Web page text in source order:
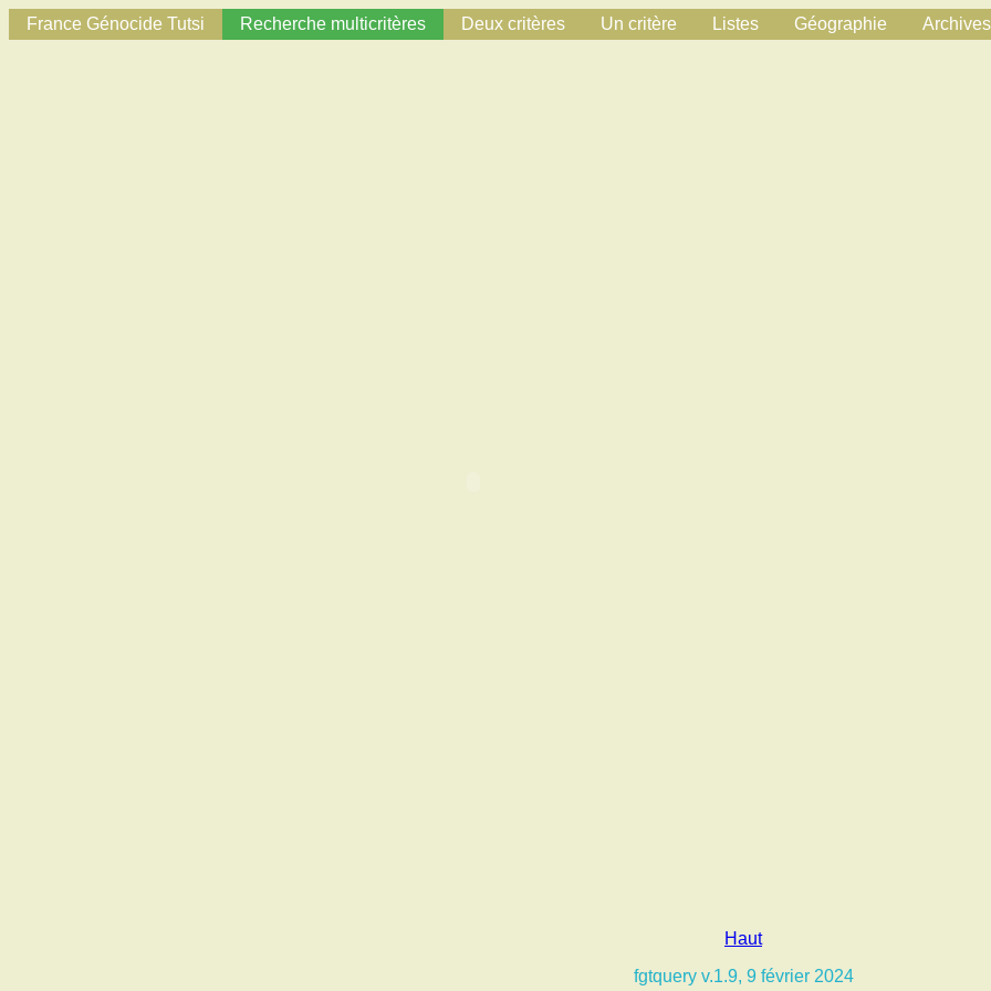
France Génocide Tutsi Recherche multicritères Deux critères Un critère Listes Géographie Archives
Haut
fgtquery v.1.9, 9 février 2024